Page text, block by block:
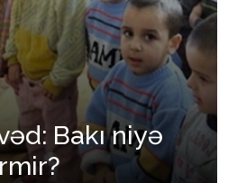
Bakı niyə